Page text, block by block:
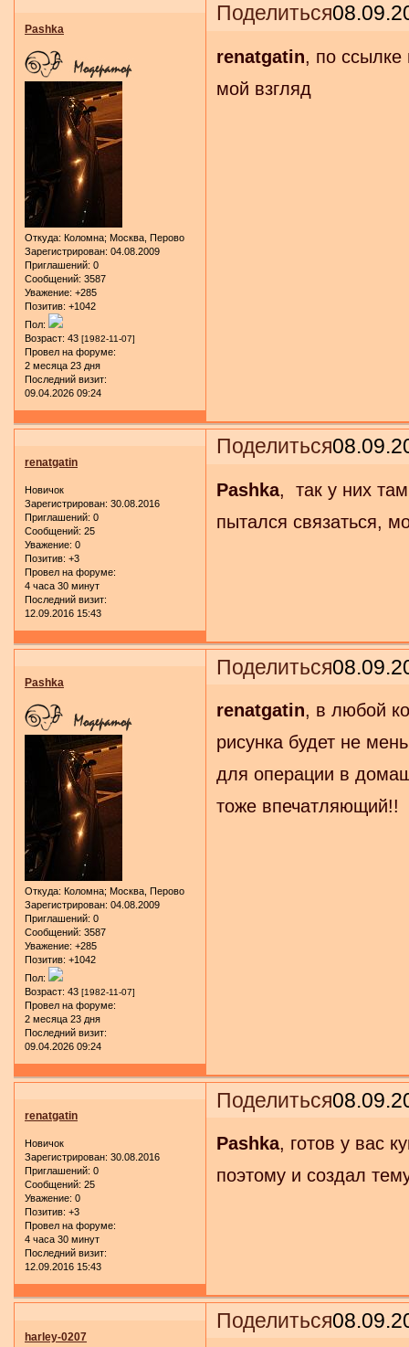
Поделиться
Pashka
Откуда: Коломна; Москва, Перово
Зарегистрирован: 04.08.2009
Приглашений: 0
Сообщений: 3587
Уважение: +285
Позитив: +1042
Пол:
Возраст: 43 [1982-11-07]
Провел на форуме:
2 месяца 23 дня
Последний визит:
09.04.2026 09:24
renatgatin, по ссылке
мой взгляд
Поделиться
renatgatin
Новичок
Зарегистрирован: 30.08.2016
Приглашений: 0
Сообщений: 25
Уважение: 0
Позитив: +3
Провел на форуме:
4 часа 30 минут
Последний визит:
12.09.2016 15:43
Pashka, так у них
пытался связаться,
Поделиться
Pashka
Откуда: Коломна; Москва, Перово
Зарегистрирован: 04.08.2009
Приглашений: 0
Сообщений: 3587
Уважение: +285
Позитив: +1042
Пол:
Возраст: 43 [1982-11-07]
Провел на форуме:
2 месяца 23 дня
Последний визит:
09.04.2026 09:24
renatgatin, в любой
рисунка будет не
для операции в
тоже впечатляющий!!
Поделиться
renatgatin
Новичок
Зарегистрирован: 30.08.2016
Приглашений: 0
Сообщений: 25
Уважение: 0
Позитив: +3
Провел на форуме:
4 часа 30 минут
Последний визит:
12.09.2016 15:43
Pashka, готов у вас
поэтому и создал
Поделиться
harley-0207